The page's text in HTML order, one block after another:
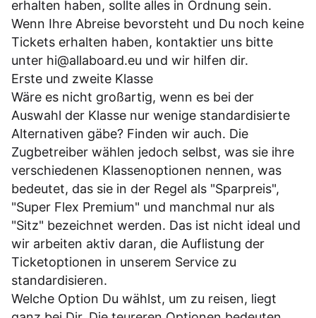
erhalten haben, sollte alles in Ordnung sein.
Wenn Ihre Abreise bevorsteht und Du noch keine
Tickets erhalten haben, kontaktier uns bitte
unter hi@allaboard.eu und wir hilfen dir.
Erste und zweite Klasse
Wäre es nicht großartig, wenn es bei der
Auswahl der Klasse nur wenige standardisierte
Alternativen gäbe? Finden wir auch. Die
Zugbetreiber wählen jedoch selbst, was sie ihre
verschiedenen Klassenoptionen nennen, was
bedeutet, das sie in der Regel als "Sparpreis",
"Super Flex Premium" und manchmal nur als
"Sitz" bezeichnet werden. Das ist nicht ideal und
wir arbeiten aktiv daran, die Auflistung der
Ticketoptionen in unserem Service zu
standardisieren.
Welche Option Du wählst, um zu reisen, liegt